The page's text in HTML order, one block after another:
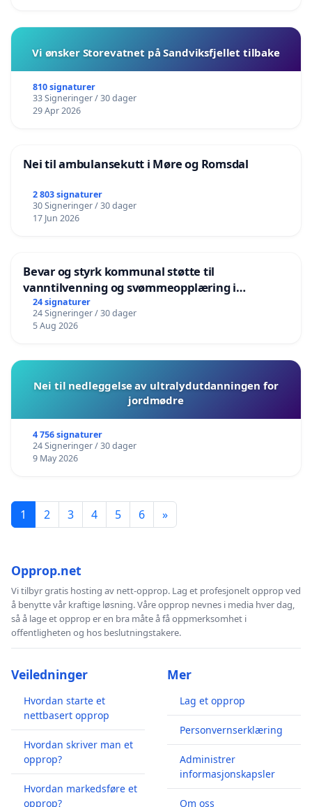
Vi ønsker Storevatnet på Sandviksfjellet tilbake
810 signaturer
33 Signeringer / 30 dager
29 Apr 2026
Nei til ambulansekutt i Møre og Romsdal
2 803 signaturer
30 Signeringer / 30 dager
17 Jun 2026
Bevar og styrk kommunal støtte til
vanntilvenning og svømmeopplæring i
barnehagene i Haugesund
24 signaturer
24 Signeringer / 30 dager
5 Aug 2026
Nei til nedleggelse av ultralydutdanningen for
jordmødre
4 756 signaturer
24 Signeringer / 30 dager
9 May 2026
1 2 3 4 5 6 »
Opprop.net
Vi tilbyr gratis hosting av nett-opprop. Lag et profesjonelt opprop ved
å benytte vår kraftige løsning. Våre opprop nevnes i media hver dag,
så å lage et opprop er en bra måte å få oppmerksomhet i
offentligheten og hos beslutningstakere.
Veiledninger
Hvordan starte et
nettbasert opprop
Hvordan skriver man et
opprop?
Hvordan markedsføre et
opprop?
Mer
Lag et opprop
Personvernserklæring
Administrer
informasjonskapsler
Om oss